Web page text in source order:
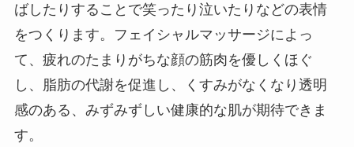
ばしたりすることで笑ったり泣いたりなどの表情
をつくります。フェイシャルマッサージによっ
て、疲れのたまりがちな顔の筋肉を優しくほぐ
し、脂肪の代謝を促進し、くすみがなくなり透明
感のある、みずみずしい健康的な肌が期待できま
す。